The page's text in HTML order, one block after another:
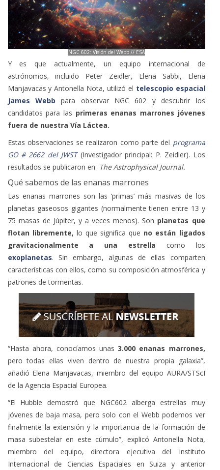
NGC 602: Visión del Webb // ESA
Y es que actualmente, un equipo internacional de
astrónomos, incluido Peter Zeidler, Elena Sabbi, Elena
Manjavacas y Antonella Nota, utilizó el telescopio espacial
James Webb para observar NGC 602 y descubrir los
candidatos para las primeras enanas marrones jóvenes
fuera de nuestra Vía Láctea.
Estas observaciones se realizaron como parte del programa
GO # 2662 del JWST(Investigador principal: P. Zeidler). Los
resultados se publicaron en The Astrophysical Journal.
Qué sabemos de las enanas marrones
Las enanas marrones son las ‘primas’ más masivas de los
planetas gaseosos gigantes (normalmente tienen entre 13 y
75 masas de Júpiter, y a veces menos). Son planetas que
flotan libremente, lo que significa que no están ligados
gravitacionalmente a una estrella como los
exoplanetas. Sin embargo, algunas de ellas comparten
características con ellos, como su composición atmosférica y
patrones de tormentas.
“Hasta ahora, conocíamos unas 3.000 enanas marrones,
pero todas ellas viven dentro de nuestra propia galaxia”,
añadió Elena Manjavacas, miembro del equipo AURA/STScI
de la Agencia Espacial Europea.
“El Hubble demostró que NGC602 alberga estrellas muy
jóvenes de baja masa, pero solo con el Webb podemos ver
finalmente la extensión y la importancia de la formación de
masa subestelar en este cúmulo”, explicó Antonella Nota,
miembro del equipo, directora ejecutiva del Instituto
Internacional de Ciencias Espaciales en Suiza y anterior